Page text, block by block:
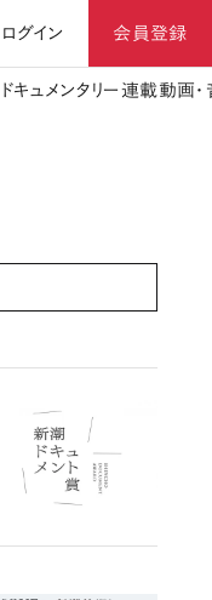
ログイン 会員登録
ドキュメンタリー 連載動画